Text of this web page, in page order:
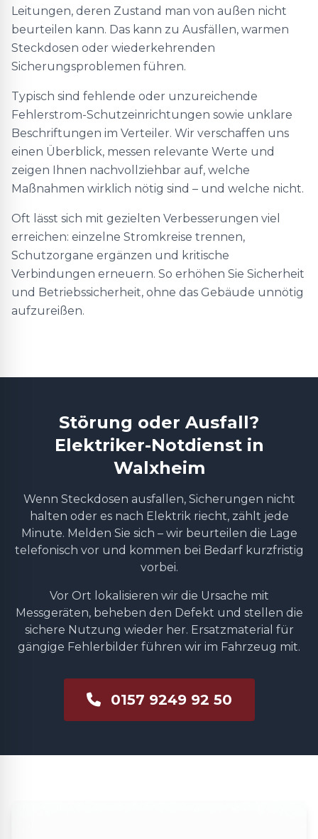
Leitungen, deren Zustand man von außen nicht
beurteilen kann. Das kann zu Ausfällen, warmen
Steckdosen oder wiederkehrenden
Sicherungsproblemen führen.
Typisch sind fehlende oder unzureichende
Fehlerstrom-Schutzeinrichtungen sowie unklare
Beschriftungen im Verteiler. Wir verschaffen uns
einen Überblick, messen relevante Werte und
zeigen Ihnen nachvollziehbar auf, welche
Maßnahmen wirklich nötig sind – und welche nicht.
Oft lässt sich mit gezielten Verbesserungen viel
erreichen: einzelne Stromkreise trennen,
Schutzorgane ergänzen und kritische
Verbindungen erneuern. So erhöhen Sie Sicherheit
und Betriebssicherheit, ohne das Gebäude unnötig
aufzureißen.
Störung oder Ausfall?
Elektriker-Notdienst in
Walxheim
Wenn Steckdosen ausfallen, Sicherungen nicht
halten oder es nach Elektrik riecht, zählt jede
Minute. Melden Sie sich – wir beurteilen die Lage
telefonisch vor und kommen bei Bedarf kurzfristig
vorbei.
Vor Ort lokalisieren wir die Ursache mit
Messgeräten, beheben den Defekt und stellen die
sichere Nutzung wieder her. Ersatzmaterial für
gängige Fehlerbilder führen wir im Fahrzeug mit.
0157 9249 92 50